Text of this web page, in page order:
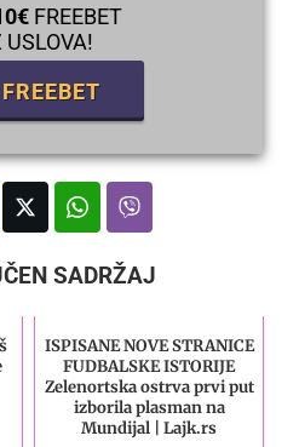
FREEBET
USLOVA!
SADRŽAJ
ISPISANE NOVE STRANICE
FUDBALSKE ISTORIJE
Zelenortska ostrva prvi put
izborila plasman na
Mundijal | Lajk.rs